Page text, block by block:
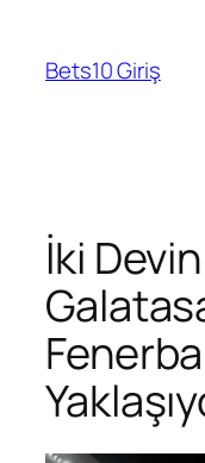
content
Bets10 Giriş
İki